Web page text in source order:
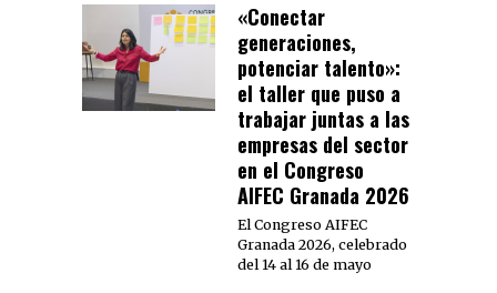
«Conectar
generaciones,
potenciar talento»:
el taller que puso a
trabajar juntas a las
empresas del sector
en el Congreso
AIFEC Granada 2026
El Congreso AIFEC
Granada 2026, celebrado
del 14 al 16 de mayo